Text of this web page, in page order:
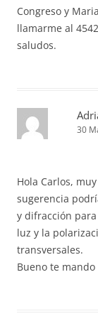
Congreso y
llamarme al
saludos.
30
Hola Carlos,
sugerencia
y difracción
luz y la
transversales.
Bueno te